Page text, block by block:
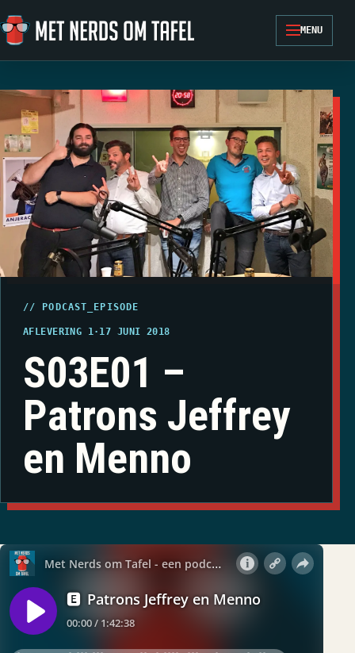
Ga naar de inhoud
MENU
// PODCAST_EPISODE
AFLEVERING 1· 17 JUNI 2018
S03E01 –
Patrons Jeffrey
en Menno